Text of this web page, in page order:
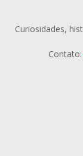
Curiosidades,
Contato: